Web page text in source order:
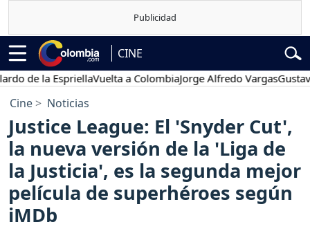
CINE
la EspriellaVuelta a ColombiaJorge Alfredo VargasGustavo
Cine Noticias
Justice League: El 'Snyder Cut',
la nueva versión de la 'Liga de
la Justicia', es la segunda mejor
película de superhéroes según
iMDb